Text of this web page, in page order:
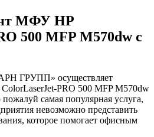
МФУ HP
500 MFP M570dw с
ГРУПП» осуществляет
PRO 500 MFP M570dw
самая популярная услуга,
невозможно представить
которое помогает офисным